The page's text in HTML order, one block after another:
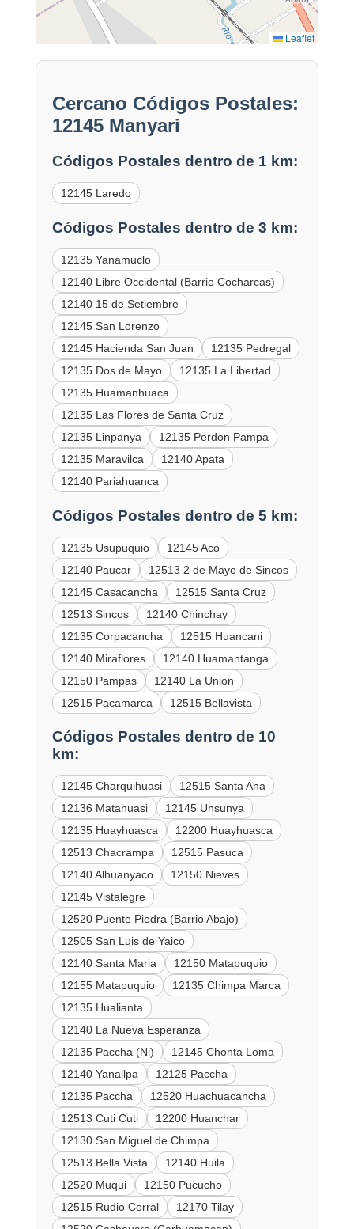
Leaflet
Cercano Códigos Postales:
12145 Manyari
Códigos Postales dentro de 1 km:
12145 Laredo
Códigos Postales dentro de 3 km:
12135 Yanamuclo
12140 Libre Occidental (Barrio Cocharcas)
12140 15 de Setiembre
12145 San Lorenzo
12145 Hacienda San Juan
12135 Pedregal
12135 Dos de Mayo
12135 La Libertad
12135 Huamanhuaca
12135 Las Flores de Santa Cruz
12135 Linpanya
12135 Perdon Pampa
12135 Maravilca
12140 Apata
12140 Pariahuanca
Códigos Postales dentro de 5 km:
12135 Usupuquio
12145 Aco
12140 Paucar
12513 2 de Mayo de Sincos
12145 Casacancha
12515 Santa Cruz
12513 Sincos
12140 Chinchay
12135 Corpacancha
12515 Huancani
12140 Miraflores
12140 Huamantanga
12150 Pampas
12140 La Union
12515 Pacamarca
12515 Bellavista
Códigos Postales dentro de 10
km:
12145 Charquihuasi
12515 Santa Ana
12136 Matahuasi
12145 Unsunya
12135 Huayhuasca
12200 Huayhuasca
12513 Chacrampa
12515 Pasuca
12140 Alhuanyaco
12150 Nieves
12145 Vistalegre
12520 Puente Piedra (Barrio Abajo)
12505 San Luis de Yaico
12140 Santa Maria
12150 Matapuquio
12155 Matapuquio
12135 Chimpa Marca
12135 Hualianta
12140 La Nueva Esperanza
12135 Paccha (Ni)
12145 Chonta Loma
12140 Yanallpa
12125 Paccha
12135 Paccha
12520 Huachuacancha
12513 Cuti Cuti
12200 Huanchar
12130 San Miguel de Chimpa
12513 Bella Vista
12140 Huila
12520 Muqui
12150 Pucucho
12515 Rudio Corral
12170 Tilay